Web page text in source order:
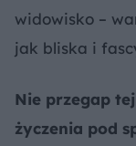
widowisko –
jak bliska i
Nie przegap
życzenia pod